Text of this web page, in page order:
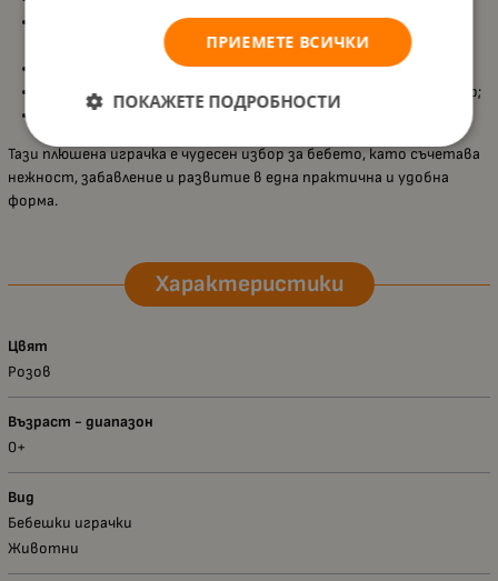
успокояващо при плач, създавайки усещане за
игра в леглото или количката;
Изработена отмеки и нежни материали, приятни на допир;
Подходяща за
ежедневна употреба от най-ранна възраст
Тази плюшена играчка е чудесен избор за бебето, като съчетава
нежност, забавление и развитие в една практична и удобна
форма.
Характеристики
Цвят
Розов
Възраст - диапазон
0+
Вид
Бебешки играчки
Животни
ПРИЕМЕТЕ ВСИЧКИ
ПОКАЖЕТЕ ПОДРОБНОСТИ